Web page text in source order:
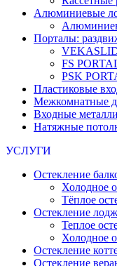
Алюминиевые
Порталы:
FS
PSK
Пластиковые
Межкомнатные
Входные
Натяжные
УСЛУГИ
Остекление
Холодное
Тёплое
Остекление
Теплое
Холодное
Остекление
Остекление